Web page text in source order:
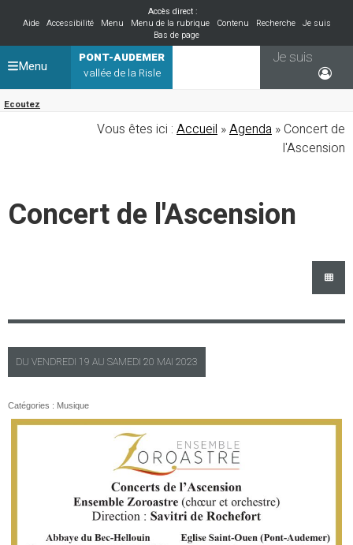
Accès direct :
Aide
Accessibilité Menu Menu de la rubrique Contenu Recherche
Je suis
Bas de page
PONT-AUDEMER
vallée de la Risle
Ecoutez
Je suis
Menu
Vous êtes ici : Accueil »Agenda » Concert de
l'Ascension
Concert de l'Ascension
DU VENDREDI 19 AU SAMEDI 20 MAI 2023
Catégories : Musique